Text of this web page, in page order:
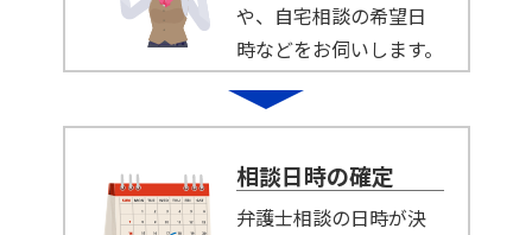
や、自宅相談の希望日
時などをお伺いします。
相談日時の確定
弁護士相談の日時が決